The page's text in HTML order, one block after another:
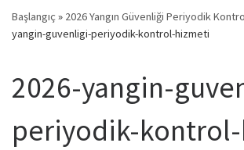
Başlangıç » 2026 Yangın Güvenliği Periyodik
yangin-guvenligi-periyodik-kontrol-hizmeti
2026-yangin-
periyodik-